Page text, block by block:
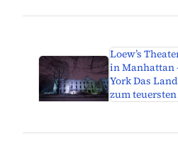
Loew’s
in Manhattan
York Das
zum